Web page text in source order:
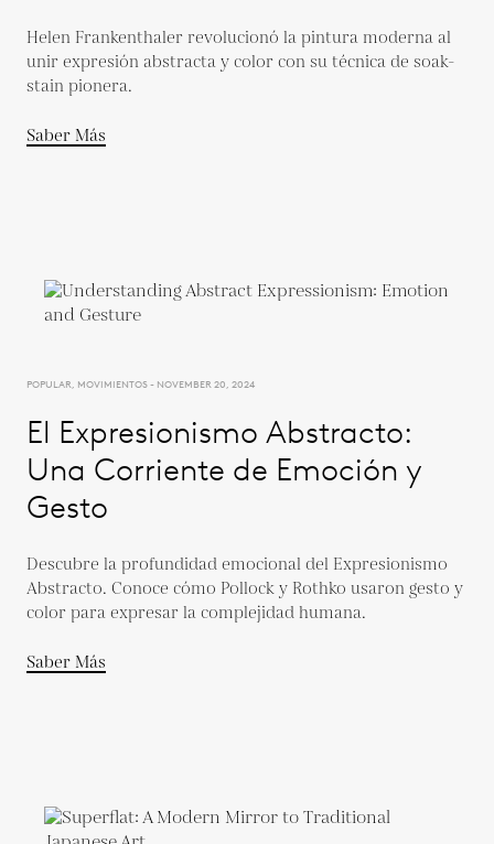
Helen Frankenthaler revolucionó la pintura moderna al
unir expresión abstracta y color con su técnica de soak-
stain pionera.
Saber Más
POPULAR, MOVIMIENTOS - NOVEMBER 20, 2024
El Expresionismo Abstracto:
Una Corriente de Emoción y
Gesto
Descubre la profundidad emocional del Expresionismo
Abstracto. Conoce cómo Pollock y Rothko usaron gesto y
color para expresar la complejidad humana.
Saber Más